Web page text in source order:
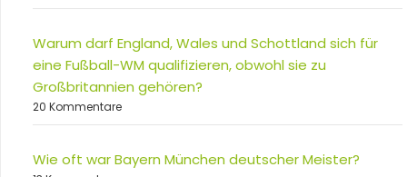
Warum darf England, Wales und Schottland sich für
eine Fußball-WM qualifizieren, obwohl sie zu
Großbritannien gehören?
20 Kommentare
Wie oft war Bayern München deutscher Meister?